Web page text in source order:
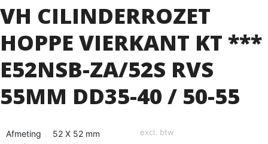
VH CILINDERROZET
HOPPE VIERKANT KT ***
E52NSB-ZA/52S RVS
55MM DD35-40 / 50-55
Afmeting
52 X 52 mm excl. btw